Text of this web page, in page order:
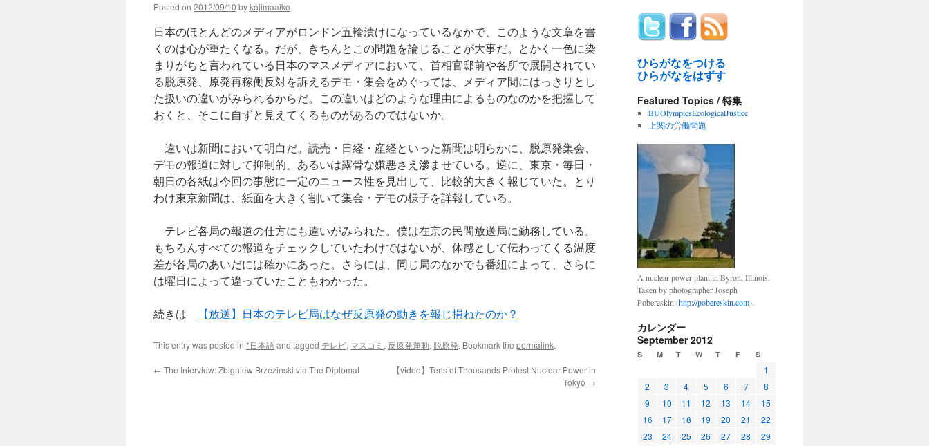
Posted on 2012/09/10 bykojimaaiko
日本のほとんどのメディアがロンドン五輪漬けになっているなかで、このような文章を書
くのは心が重たくなる。だが、きちんとこの問題を論じることが大事だ。とかく一色に染
まりがちと言われている日本のマスメディアにおいて、首相官邸前や各所で展開されてい
る脱原発、原発再稼働反対を訴えるデモ・集会をめぐっては、メディア間にはっきりとし
た扱いの違いがみられるからだ。この違いはどのような理由によるものなのかを把握して
おくと、そこに自ずと見えてくるものがあるのではないか。
違いは新聞において明白だ。読売・日経・産経といった新聞は明らかに、脱原発集会、
デモの報道に対して抑制的、あるいは露骨な嫌悪さえ滲ませている。逆に、東京・毎日・
朝日の各紙は今回の事態に一定のニュース性を見出して、比較的大きく報じていた。とり
わけ東京新聞は、紙面を大きく割いて集会・デモの様子を詳報している。
テレビ各局の報道の仕方にも違いがみられた。僕は在京の民間放送局に勤務している。
もちろんすべての報道をチェックしていたわけではないが、体感として伝わってくる温度
差が各局のあいだには確かにあった。さらには、同じ局のなかでも番組によって、さらに
は曜日によって違っていたこともわかった。
続きは 【放送】日本のテレビ局はなぜ反原発の動きを報じ損ねたのか？
This entry was posted in *日本語and tagged テレビ, マスコミ , 反原発運動, 脱原発. Bookmark the permalink.
← The Interview: Zbigniew Brzezinski via The Diplomat
【video】Tens of Thousands Protest Nuclear Power in
Tokyo →
ひらがなをつける
ひらがなをはずす
Featured Topics / 特集
BUOlympicsEcologicalJustice
上関の労働問題
A nuclear power plant in Byron, Illinois.
Taken by photographer Joseph
Pobereskin (http://pobereskin.com).
カレンダー
September 2012
S M T W T F S
1
2
3 4 5 6 7
8
9
10 11 12 13 14
15
16
17 18 19 20 21
22
23
24 25 26 27 28
29